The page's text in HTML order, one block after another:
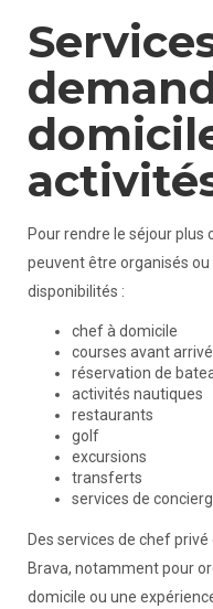
Pour rendre le séjour
peuvent être organisés
disponibilités :
chef à domicile
courses avant
réservation de
activités nautiques
restaurants
golf
excursions
transferts
services de
Des services de chef
Brava, notamment pour
domicile ou une